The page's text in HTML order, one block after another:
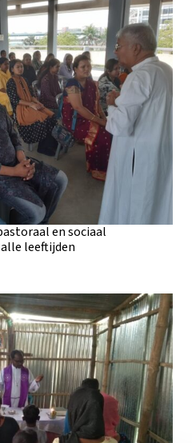
en sociaal
leeftijden